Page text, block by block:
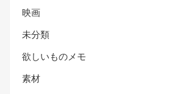
映画
未分類
欲しいものメモ
素材